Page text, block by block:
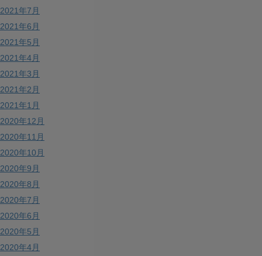
2021年7月
2021年6月
2021年5月
2021年4月
2021年3月
2021年2月
2021年1月
2020年12月
2020年11月
2020年10月
2020年9月
2020年8月
2020年7月
2020年6月
2020年5月
2020年4月